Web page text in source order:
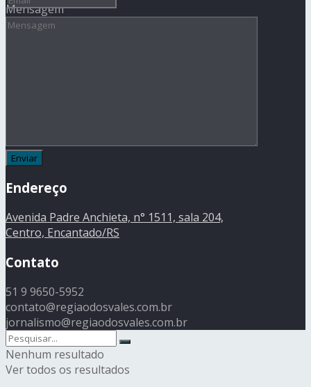
Mensagem
Endereço
Avenida Padre Anchieta, n° 1511, sala 204,
Centro, Encantado/RS
Contato
51 9 9650-5952
contato@regiaodosvales.com.br
jornalismo@regiaodosvales.com.br
Nenhum resultado
Ver todos os resultados